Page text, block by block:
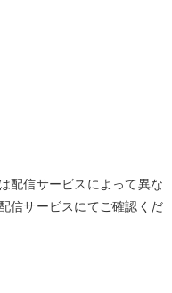
配信サービスによって異な
信サービスにてご確認くだ